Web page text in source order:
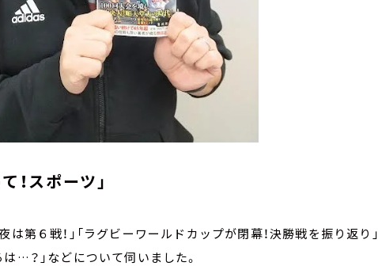
！スポーツ」
は第６戦！」「ラグビーワールドカップが閉幕！決勝戦を振り返り」
…？」などについて伺いました。